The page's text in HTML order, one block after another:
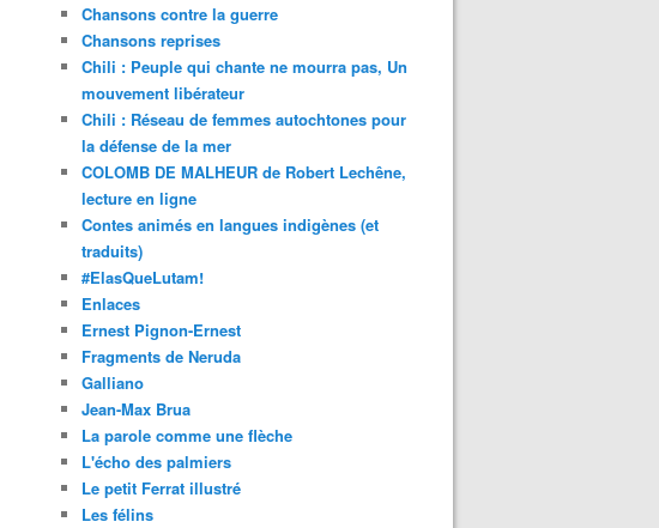
Chansons contre la guerre
Chansons reprises
Chili : Peuple qui chante ne mourra pas, Un
mouvement libérateur
Chili : Réseau de femmes autochtones pour
la défense de la mer
COLOMB DE MALHEUR de Robert Lechêne,
lecture en ligne
Contes animés en langues indigènes (et
traduits)
#ElasQueLutam!
Enlaces
Ernest Pignon-Ernest
Fragments de Neruda
Galliano
Jean-Max Brua
La parole comme une flèche
L'écho des palmiers
Le petit Ferrat illustré
Les félins